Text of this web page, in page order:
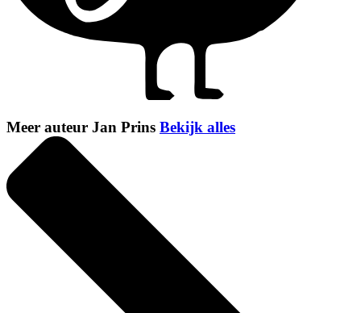
Meer auteur Jan Prins Bekijk alles